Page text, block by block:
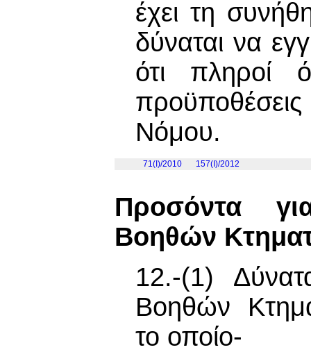
έχει τη
δύναται να
ότι πληροί
Νόμου.
71(I)/2010 157(I)/2012
Προσόντα
Βοηθών
12.-(1)
Βοηθών
το οποίο-